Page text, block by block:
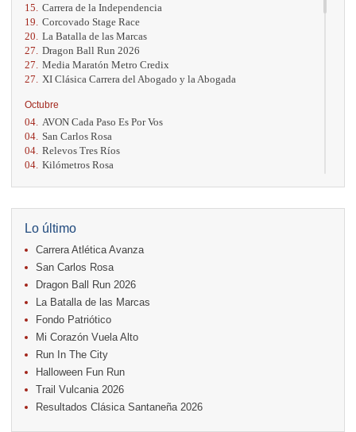
15. Carrera de la Independencia
19. Corcovado Stage Race
20. La Batalla de las Marcas
27. Dragon Ball Run 2026
27. Media Maratón Metro Credix
27.
XI Clásica Carrera del Abogado y la Abogada
Octubre
04. AVON Cada Paso Es Por Vos
04. San Carlos Rosa
04. Relevos Tres Ríos
04. Kilómetros Rosa
18. Casa Turire Trail Run
18.
Warriors Run Circuit
18. Samsung Jacó Beach Half Marathon 2026
25. KRun by Under Armour
25. Run Alajuela
31.
Halloween Fun Run
Noviembre
08. Lindora Run
15. Entre Pan y Rosas
Diciembre
06. Trail Vulcania 2026
12.
Media Maratón Puntarenas 2026
Lo último
Carrera Atlética Avanza
San Carlos Rosa
Dragon Ball Run 2026
La Batalla de las Marcas
Fondo Patriótico
Mi Corazón Vuela Alto
Run In The City
Halloween Fun Run
Trail Vulcania 2026
Resultados Clásica Santaneña 2026